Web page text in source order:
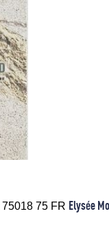
75018 75 FR Elysée